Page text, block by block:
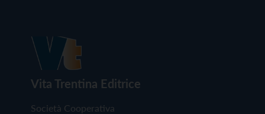
Vita Trentina Editrice
Società Cooperativa